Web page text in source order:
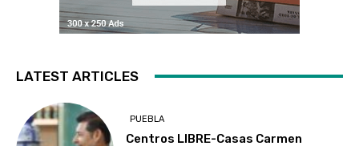
LATEST ARTICLES
PUEBLA
Centros LIBRE-Casas Carmen